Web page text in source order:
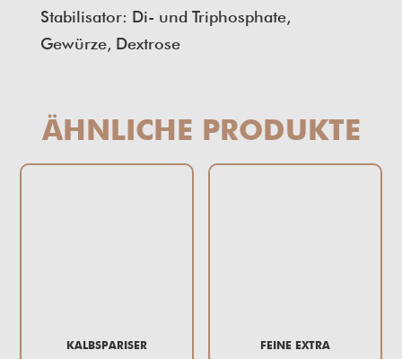
Stabilisator: Di- und Triphosphate,
Gewürze, Dextrose
ÄHNLICHE PRODUKTE
KALBSPARISER FEINE EXTRA